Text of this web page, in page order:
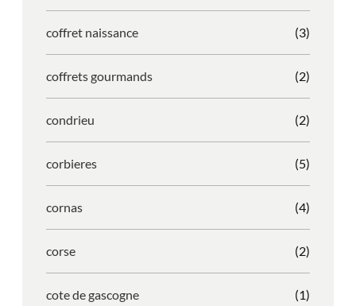
coffret naissance (3)
coffrets gourmands (2)
condrieu (2)
corbieres (5)
cornas (4)
corse (2)
cote de gascogne (1)